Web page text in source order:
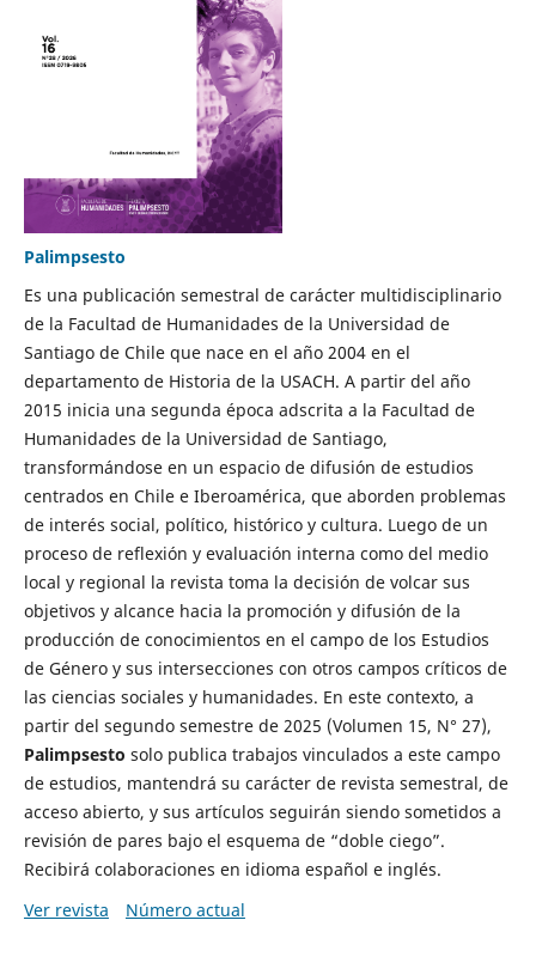
Palimpsesto
Es una publicación semestral de carácter multidisciplinario
de la Facultad de Humanidades de la Universidad de
Santiago de Chile que nace en el año 2004 en el
departamento de Historia de la USACH. A partir del año
2015 inicia una segunda época adscrita a la Facultad de
Humanidades de la Universidad de Santiago,
transformándose en un espacio de difusión de estudios
centrados en Chile e Iberoamérica, que aborden problemas
de interés social, político, histórico y cultura. Luego de un
proceso de reflexión y evaluación interna como del medio
local y regional la revista toma la decisión de volcar sus
objetivos y alcance hacia la promoción y difusión de la
producción de conocimientos en el campo de los Estudios
de Género y sus intersecciones con otros campos críticos de
las ciencias sociales y humanidades. En este contexto, a
partir del segundo semestre de 2025 (Volumen 15, N° 27),
Palimpsesto solo publica trabajos vinculados a este campo
de estudios, mantendrá su carácter de revista semestral, de
acceso abierto, y sus artículos seguirán siendo sometidos a
revisión de pares bajo el esquema de “doble ciego”.
Recibirá colaboraciones en idioma español e inglés.
Ver revista
Número actual